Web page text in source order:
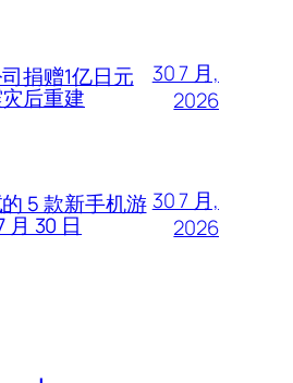
捐赠1亿日元
后重建
30 7 月,
2026
5 款新手机游
月 30 日
30 7 月,
2026